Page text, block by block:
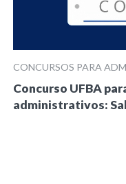
CONCURSOS PARA ADM
Concurso UFBA
administrativos: